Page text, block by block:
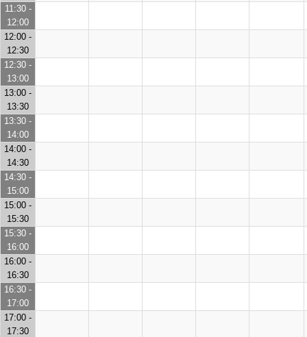
11:30 -
12:00
12:00 -
12:30
12:30 -
13:00
13:00 -
13:30
13:30 -
14:00
14:00 -
14:30
14:30 -
15:00
15:00 -
15:30
15:30 -
16:00
16:00 -
16:30
16:30 -
17:00
17:00 -
17:30